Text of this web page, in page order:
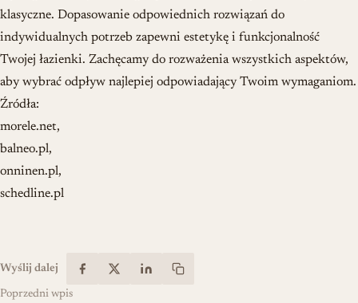
klasyczne. Dopasowanie odpowiednich rozwiązań do
indywidualnych potrzeb zapewni estetykę i funkcjonalność
Twojej łazienki. Zachęcamy do rozważenia wszystkich aspektów,
aby wybrać odpływ najlepiej odpowiadający Twoim wymaganiom.
Źródła:
morele.net,
balneo.pl,
onninen.pl,
schedline.pl
Wyślij dalej
Poprzedni wpis